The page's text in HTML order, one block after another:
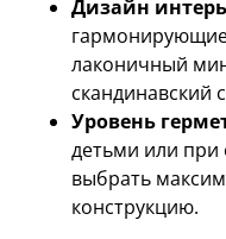
Дизайн
лаконичный
скандинавский
Уровень
детьми или при
выбрать
конструкцию.